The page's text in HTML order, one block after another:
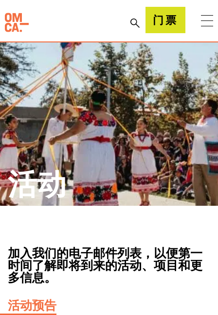
到
内
容
加州奥克兰博物馆(OMCA) 门票
活动
加入我们的电子邮件列表，以便第一
时间了解即将到来的活动、项目和更
多信息。
活动预告